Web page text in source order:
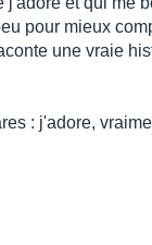
pour mieux
une vraie
: j'adore,